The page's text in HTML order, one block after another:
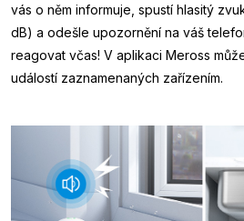
vás o něm informuje, spustí hlasitý
dB) a odešle upozornění na váš
reagovat včas! V aplikaci Meross
událostí zaznamenaných zařízením.